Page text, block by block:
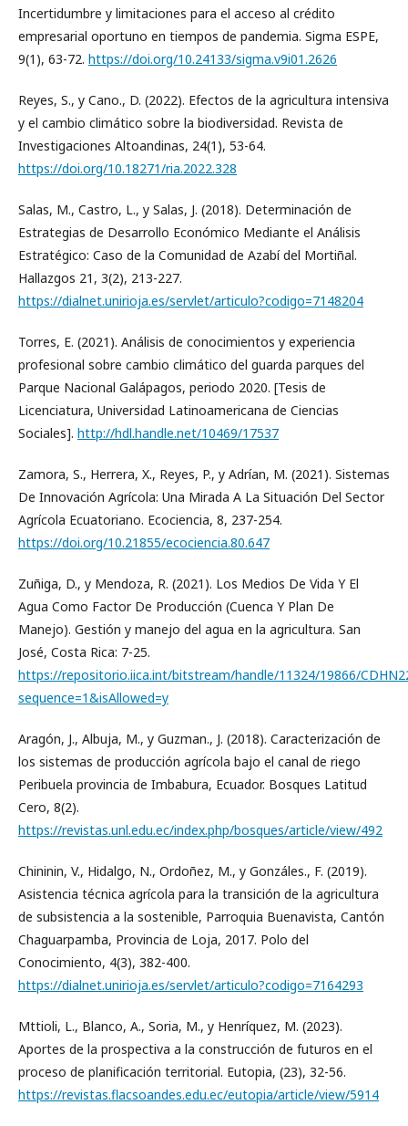
Incertidumbre y limitaciones para el acceso al crédito
empresarial oportuno en tiempos de pandemia. Sigma ESPE,
9(1), 63-72. https://doi.org/10.24133/sigma.v9i01.2626
Reyes, S., y Cano., D. (2022). Efectos de la agricultura intensiva
y el cambio climático sobre la biodiversidad. Revista de
Investigaciones Altoandinas, 24(1), 53-64.
https://doi.org/10.18271/ria.2022.328
Salas, M., Castro, L., y Salas, J. (2018). Determinación de
Estrategias de Desarrollo Económico Mediante el Análisis
Estratégico: Caso de la Comunidad de Azabí del Mortiñal.
Hallazgos 21, 3(2), 213-227.
https://dialnet.unirioja.es/servlet/articulo?codigo=7148204
Torres, E. (2021). Análisis de conocimientos y experiencia
profesional sobre cambio climático del guarda parques del
Parque Nacional Galápagos, periodo 2020. [Tesis de
Licenciatura, Universidad Latinoamericana de Ciencias
Sociales]. http://hdl.handle.net/10469/17537
Zamora, S., Herrera, X., Reyes, P., y Adrían, M. (2021). Sistemas
De Innovación Agrícola: Una Mirada A La Situación Del Sector
Agrícola Ecuatoriano. Ecociencia, 8, 237-254.
https://doi.org/10.21855/ecociencia.80.647
Zuñiga, D., y Mendoza, R. (2021). Los Medios De Vida Y El
Agua Como Factor De Producción (Cuenca Y Plan De
Manejo). Gestión y manejo del agua en la agricultura. San
José, Costa Rica: 7-25.
https://repositorio.iica.int/bitstream/handle/11324/19866/
sequence=1&isAllowed=y
Aragón, J., Albuja, M., y Guzman., J. (2018). Caracterización de
los sistemas de producción agrícola bajo el canal de riego
Peribuela provincia de Imbabura, Ecuador. Bosques Latitud
Cero, 8(2).
https://revistas.unl.edu.ec/index.php/bosques/article/view/492
Chininin, V., Hidalgo, N., Ordoñez, M., y Gonzáles., F. (2019).
Asistencia técnica agrícola para la transición de la agricultura
de subsistencia a la sostenible, Parroquia Buenavista, Cantón
Chaguarpamba, Provincia de Loja, 2017. Polo del
Conocimiento, 4(3), 382-400.
https://dialnet.unirioja.es/servlet/articulo?codigo=7164293
Mttioli, L., Blanco, A., Soria, M., y Henríquez, M. (2023).
Aportes de la prospectiva a la construcción de futuros en el
proceso de planificación territorial. Eutopia, (23), 32-56.
https://revistas.flacsoandes.edu.ec/eutopia/article/view/5914